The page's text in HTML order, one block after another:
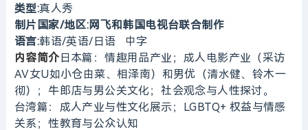
类型:真人秀
制片国家/地区:网飞和韩国电视台联合制作
语言:韩语/英语/日语 中字
内容简介 日本篇：情趣用品产业；成人电影产业（采访
AV女U如小仓由菜、相泽南）和男优（清水健、铃木一
彻）；牛郎店与男公关文化；社会观念与人性探讨。
台湾篇：成人产业与性文化展示；LGBTQ+ 权益与情感
关系；性教育与公众认知